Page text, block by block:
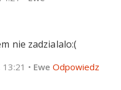
nie zadzialalo:(
• Ewe Odpowiedz